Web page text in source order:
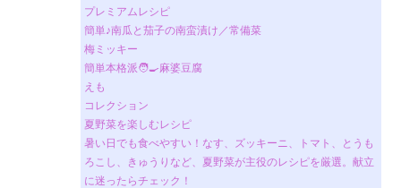
プレミアムレシピ
簡単♪南瓜と茄子の南蛮漬け／常備菜
梅ミッキー
簡単本格派🧑‍🍳麻婆豆腐
えも
コレクション
夏野菜を楽しむレシピ
暑い日でも食べやすい！なす、ズッキーニ、トマト、とうも
ろこし、きゅうりなど、夏野菜が主役のレシピを厳選。献立
に迷ったらチェック！